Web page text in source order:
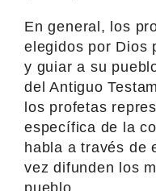
En general, los
elegidos por Dios
y guiar a su
del Antiguo
los profetas
específica de la
habla a través de
vez difunden los
pueblo.